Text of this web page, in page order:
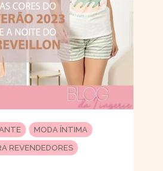
MODA ÍNTIMA
REVENDEDORES